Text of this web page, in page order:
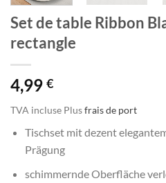
Set de table Ribbon
rectangle
4,99 €
TVA incluse Plusfrais de port
Tischset mit dezent
Prägung
schimmernde Oberfläche